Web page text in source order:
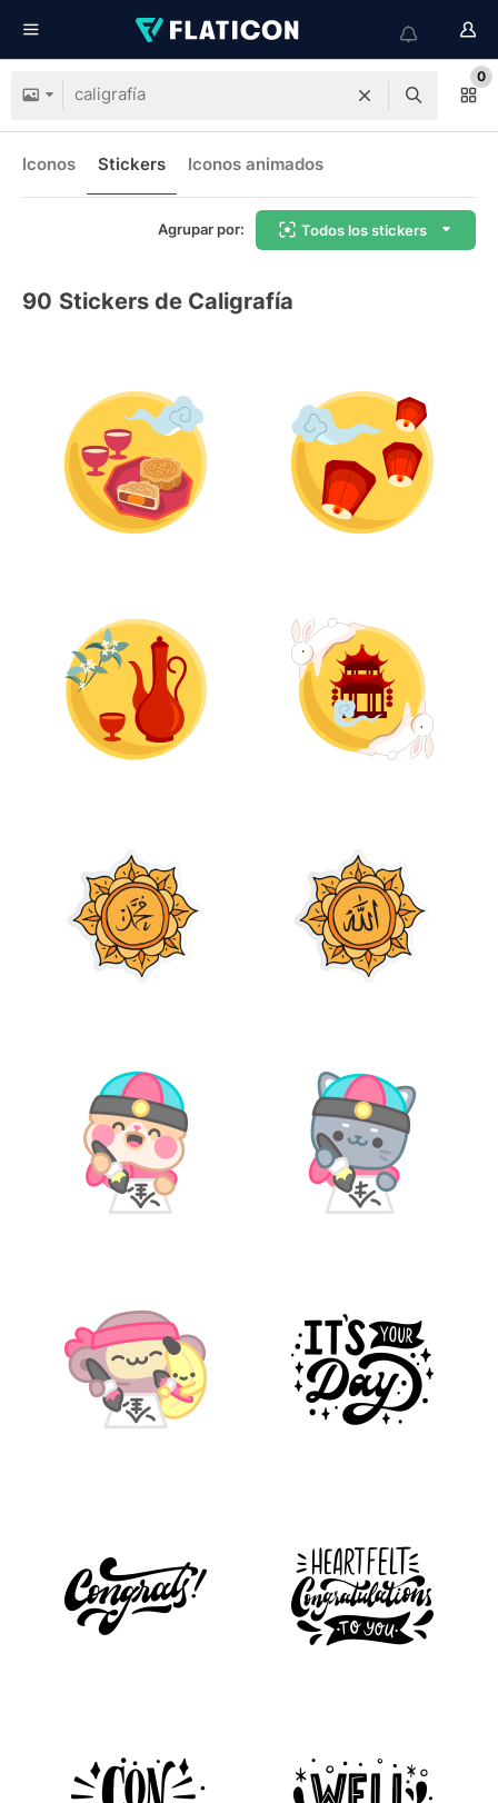
0
Iconos Stickers Iconos animados
Agrupar por: Todos los stickers
90 Stickers de Caligrafía